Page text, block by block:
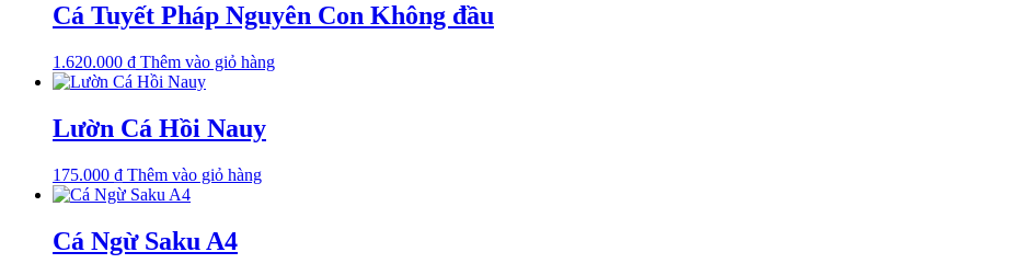
Cá Tuyết Pháp Nguyên Con Không đầu
1.620.000 ₫ Thêm vào giỏ hàng
Lườn Cá Hồi Nauy
175.000 ₫ Thêm vào giỏ hàng
Cá Ngừ Saku A4